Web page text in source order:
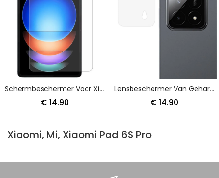
Schermbeschermer Voor Xiaomi Pad 6s Pro
€ 14.90
Lensbeschermer Van Gehard Glas Voor Xiaomi Pad 6s Pro
€ 14.90
Xiaomi, Mi, Xiaomi Pad 6S Pro